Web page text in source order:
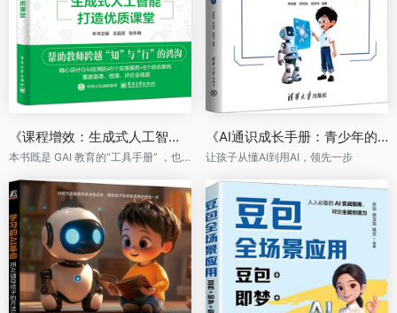
《课程增效：生成式人工智能打造优质课堂》
本书既是 GAI 教育的“工具手册” ，也是教学改革的“思维地图”
《AI通识成长手册：青少年的智能认知与实践启蒙》
让孩子从懂AI到用AI，领先一步